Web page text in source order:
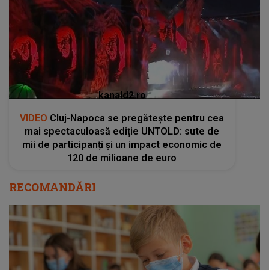
kanald2.ro
VIDEO Cluj-Napoca se pregătește pentru cea
mai spectaculoasă ediție UNTOLD: sute de
mii de participanți și un impact economic de
120 de milioane de euro
RECOMANDĂRI